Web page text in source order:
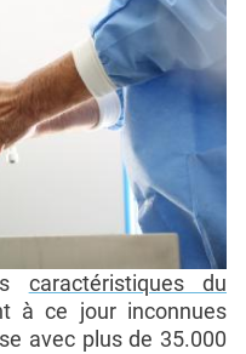
caractéristiques du
à ce jour inconnues
avec plus de 35.000